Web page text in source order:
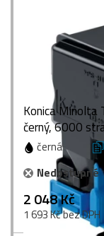
Konica Minolta
černý, 6000
černá
Nedostupné
2 048 Kč
1 693 Kč bez DPH